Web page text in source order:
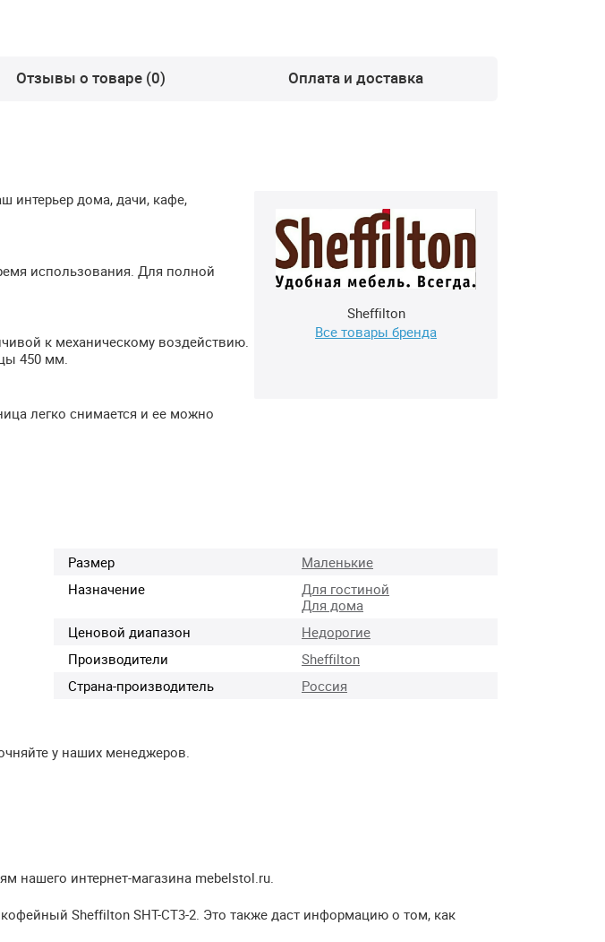
Отзывы о товаре (0) Оплата и доставка
Sheffilton
Все товары бренда
интерьер дома, дачи, кафе,
использования. Для полной
к механическому воздействию.
450 мм.
легко снимается и ее можно
Размер
Маленькие
Назначение
Для гостиной
Для дома
Ценовой диапазон
Недорогие
Производители
Sheffilton
Страна-производитель
Россия
у наших менеджеров.
нашего интернет-магазина mebelstol.ru.
Sheffilton SHT-CT3-2. Это также даст информацию о том, как